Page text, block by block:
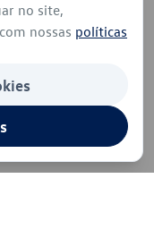
no site,
nossas políticas